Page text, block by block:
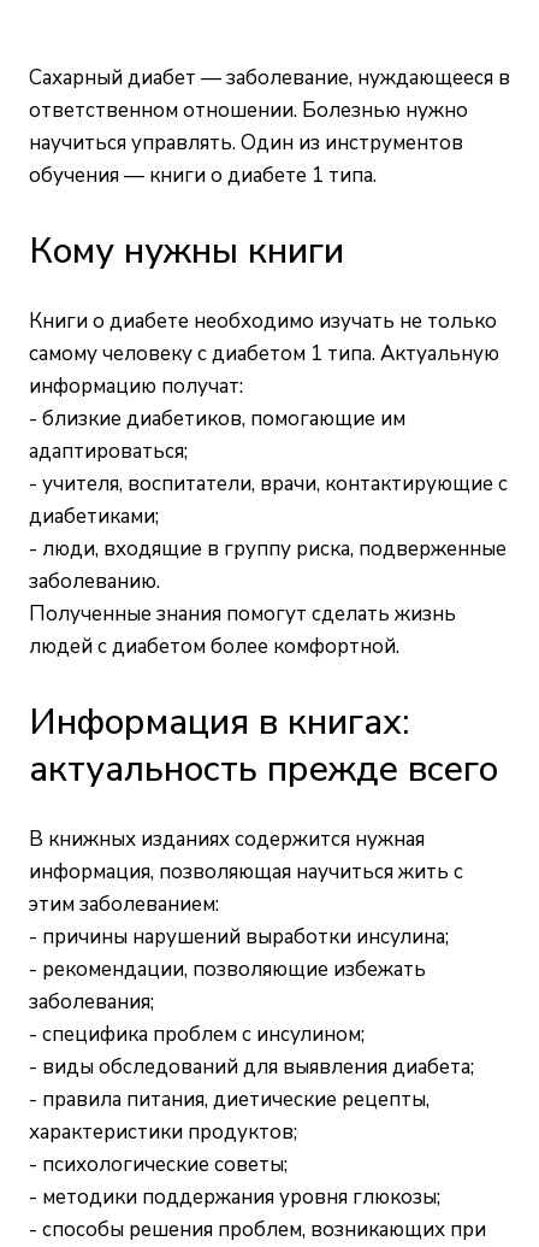
Сахарный диабет — заболевание, нуждающееся в
ответственном отношении. Болезнью нужно
научиться управлять. Один из инструментов
обучения — книги о диабете 1 типа.
Кому нужны книги
Книги о диабете необходимо изучать не только
самому человеку с диабетом 1 типа. Актуальную
информацию получат:
- близкие диабетиков, помогающие им
адаптироваться;
- учителя, воспитатели, врачи, контактирующие с
диабетиками;
- люди, входящие в группу риска, подверженные
заболеванию.
Полученные знания помогут сделать жизнь
людей с диабетом более комфортной.
Информация в книгах:
актуальность прежде всего
В книжных изданиях содержится нужная
информация, позволяющая научиться жить с
этим заболеванием:
- причины нарушений выработки инсулина;
- рекомендации, позволяющие избежать
заболевания;
- специфика проблем с инсулином;
- виды обследований для выявления диабета;
- правила питания, диетические рецепты,
характеристики продуктов;
- психологические советы;
- методики поддержания уровня глюкозы;
- способы решения проблем, возникающих при